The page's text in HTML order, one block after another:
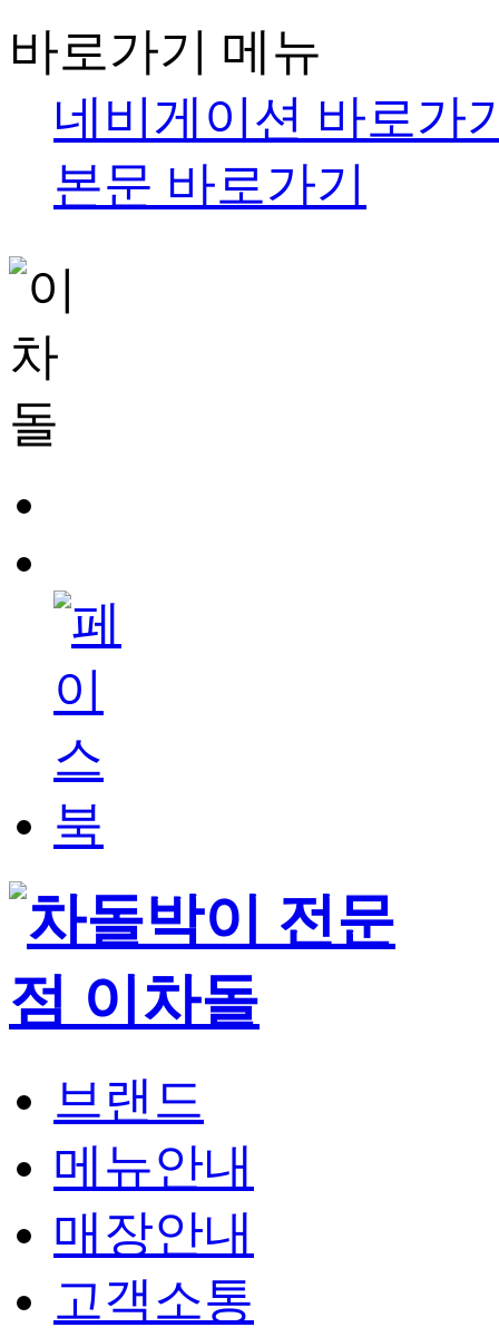
바로가기 메뉴
네비게이션 바로가
본문 바로가기
브랜드
메뉴안내
매장안내
고객소통